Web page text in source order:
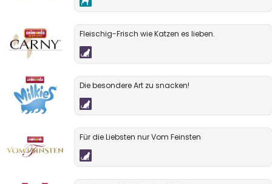
Fleischig-Frisch wie Katzen es lieben.
Die besondere Art zu snacken!
Für die Liebsten nur Vom Feinsten